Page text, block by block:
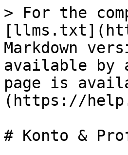
> For the
Markdown
available by
page is
(https://
# Konto &